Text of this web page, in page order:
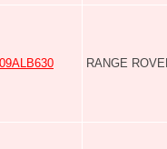
09ALB630 RANGE